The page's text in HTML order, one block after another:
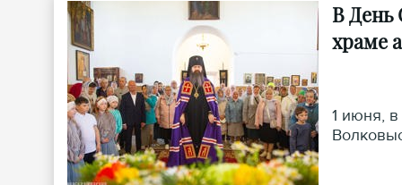
В День
храме
1 июня,